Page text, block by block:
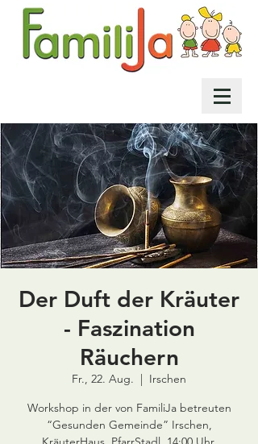
Der Duft der Kräuter
- Faszination
Räuchern
Fr., 22. Aug.
  |
Irschen
Workshop in der von FamiliJa betreuten
“Gesunden Gemeinde” Irschen,